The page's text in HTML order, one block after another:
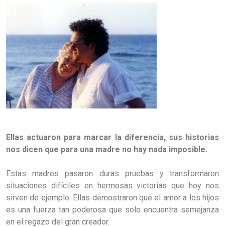
Ellas actuaron para marcar la diferencia, sus historias
nos dicen que para una madre no hay nada imposible.
Estas madres pasaron duras pruebas y transformaron
situaciones difíciles en hermosas victorias que hoy nos
sirven de ejemplo. Ellas demostraron que el amor a los hijos
es una fuerza tan poderosa que solo encuentra semejanza
en el regazo del gran creador.